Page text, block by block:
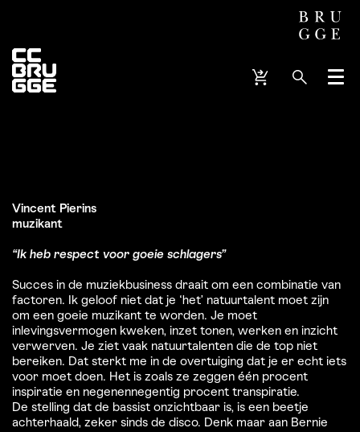
Menu
Vincent Pierins
muzikant
“Ik heb respect voor goeie schlagers”
Succes in de muziekbusiness draait om een combinatie van
factoren. Ik geloof niet dat je ‘het’ natuurtalent moet zijn
om een goeie muzikant te worden. Je moet
inlevingsvermogen kweken, inzet tonen, werken en inzicht
verwerven. Je ziet vaak natuurtalenten die de top niet
bereiken. Dat sterkt me in de overtuiging dat je er echt iets
voor moet doen. Het is zoals ze zeggen één procent
inspiratie en negenennegentig procent transpiratie.
De stelling dat de bassist onzichtbaar is, is een beetje
achterhaald, zeker sinds de disco. Denk maar aan Bernie